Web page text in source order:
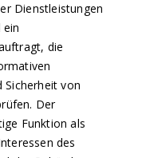
Dienstleistungen
die
Sicherheit von
Der
Funktion als
des